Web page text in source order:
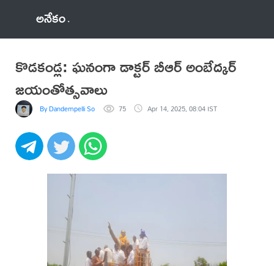
అనేకం
కొడకండ్ల: ఘనంగా డాక్టర్ బీఆర్ అంబేద్కర్
జయంతోత్సవాలు
By Dandempelli Somaiah 75 Apr 14, 2025, 08:04 IST